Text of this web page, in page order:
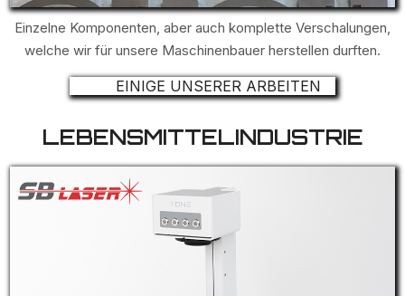
Einzelne Komponenten, aber auch komplette Verschalungen,
welche wir für unsere Maschinenbauer herstellen durften.
EINIGE UNSERER ARBEITEN
LEBENSMITTELINDUSTRIE